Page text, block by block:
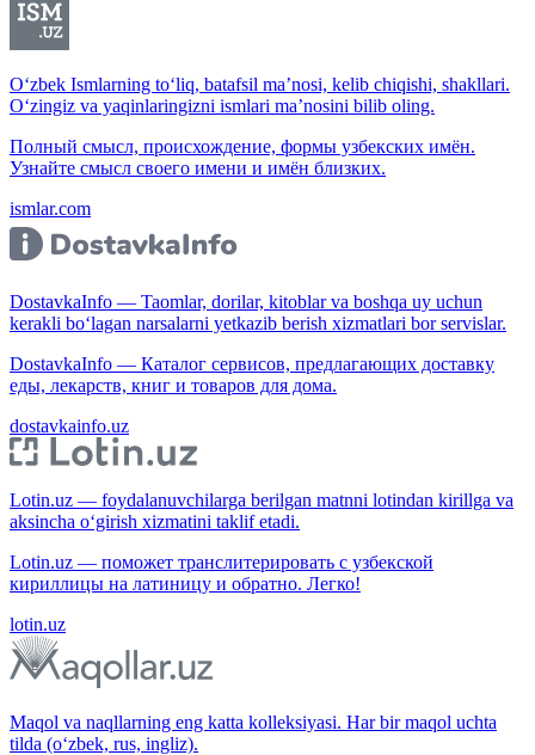
O‘zbek Ismlarning to‘liq, batafsil ma’nosi, kelib chiqishi, shakllari.
O‘zingiz va yaqinlaringizni ismlari ma’nosini bilib oling.
Полный смысл, происхождение, формы узбекских имён.
Узнайте смысл своего имени и имён близких.
ismlar.com
DostavkaInfo — Taomlar, dorilar, kitoblar va boshqa uy uchun
kerakli bo‘lagan narsalarni yetkazib berish xizmatlari bor servislar.
DostavkaInfo — Каталог сервисов, предлагающих доставку
еды, лекарств, книг и товаров для дома.
dostavkainfo.uz
Lotin.uz — foydalanuvchilarga berilgan matnni lotindan kirillga va
aksincha o‘girish xizmatini taklif etadi.
Lotin.uz — поможет транслитерировать с узбекской
кириллицы на латиницу и обратно. Легко!
lotin.uz
Maqol va naqllarning eng katta kolleksiyasi. Har bir maqol uchta
tilda (o‘zbek, rus, ingliz).